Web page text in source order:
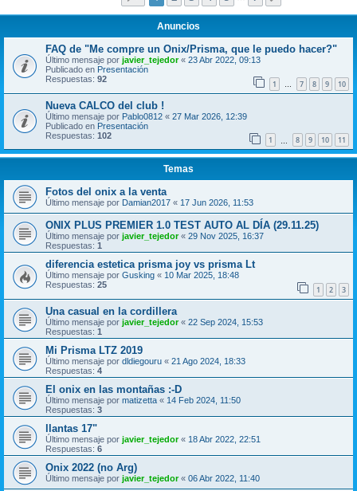
Anuncios
FAQ de "Me compre un Onix/Prisma, que le puedo hacer?"
Último mensaje por javier_tejedor« 23 Abr 2022, 09:13
Publicado en Presentación
Respuestas: 92 1 … 7 8 9 10
Nueva CALCO del club !
Último mensaje por Pablo0812 « 27 Mar 2026, 12:39
Publicado en Presentación
Respuestas: 102 1 8 9 10 11
Temas
Fotos del onix a la venta
Último mensaje por Damian2017 « 17 Jun 2026, 11:53
ONIX PLUS PREMIER 1.0 TEST AUTO AL DÍA (29.11.25)
Último mensaje por javier_tejedor« 29 Nov 2025, 16:37
Respuestas: 1
diferencia estetica prisma joy vs prisma Lt
Último mensaje por Gusking « 10 Mar 2025, 18:48
Respuestas: 25 1 2 3
Una casual en la cordillera
Último mensaje por javier_tejedor« 22 Sep 2024, 15:53
Respuestas: 1
Mi Prisma LTZ 2019
Último mensaje por dldiegouru « 21 Ago 2024, 18:33
Respuestas: 4
El onix en las montañas :-D
Último mensaje por matizetta « 14 Feb 2024, 11:50
Respuestas: 3
llantas 17"
Último mensaje por javier_tejedor« 18 Abr 2022, 22:51
Respuestas: 6
Onix 2022 (no Arg)
Último mensaje por javier_tejedor« 06 Abr 2022, 11:40